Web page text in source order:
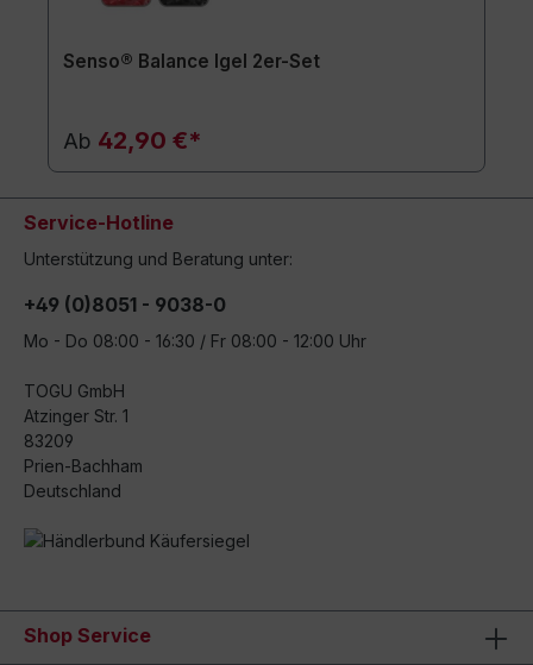
Senso® Balance Igel 2er-Set
Ab 42,90 €*
Service-Hotline
Unterstützung und Beratung unter:
+49 (0)8051 - 9038-0
Mo - Do 08:00 - 16:30 / Fr 08:00 - 12:00 Uhr
TOGU GmbH
Atzinger Str. 1
83209
Prien-Bachham
Deutschland
Shop Service